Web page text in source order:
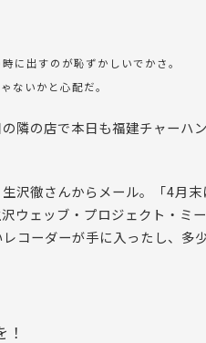
に出すのが恥ずかしいでかさ。
ないかと心配だ。
隣の店で本日も福建チャーハ
沢徹さんからメール。「4月
ウェッブ・プロジェクト・ミ
コーダーが手に入ったし、多